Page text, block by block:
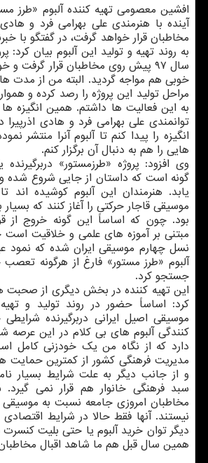
افشین معصومی تهیه كننده آلبوم «طرز
آینده با هنرمندی علی بهرامی فرد و
مخاطبان قرار خواهد گرفت، در گفتگو با
به روند تهیه و تولید این آلبوم بیان كرد:
سال ۹۷ پیش روی مخاطبان قرار گرفت و
خوبی هم مواجه گردید. البته من از مدت
مراحل تولید این پروژه را رصد كرده و
به این فعالیت ها داشتم. همین انگیزه
توانمندی علی بهرامی فرد و هادی
انگیزه را پیدا كنم تا آلبوم آنرا منتشر
هایی را هم به دنبال آن برگزار كنم.
وی افزود: پروژه «طرزمستور»
گونه است كه داستان از جایی شروع
یابد. هنرمندان این آلبوم كوشیده اند
موسیقی قاجار حركتی را آغاز كنند كه
بود. چون كه اساساً این گونه خروج از
مبتنی بر آموزه های علمی و خلاقیت است
نسل چهارم موسیقی ایران شده كه نمود
آلبوم «طرز مستور» فارغ از هرگونه
جستجو كرد.
این تهیه كننده در بخش دیگری از
كرد: اساساً حضور در روند تولید و
موسیقی اصیل ایرانی دربرگیرنده
كنندگی آلبوم های بی كلام در این
دارد كه از نگاه من یك خودزنی كامل
مدیریت فرهنگی كشور از كمترین حمایت
و از جانب دیگر به علت شرایط بسیار
سبد فرهنگی خانوار هم قرار نمی
مخاطبان امروزی جامعه نسبت به موسیقی
نیستند. آنها فقط حالا در شرایط
دیگر توان خرید آلبوم یا حتی بلیت كنسرت
همین سال قبل هم ما شاهد اقبال